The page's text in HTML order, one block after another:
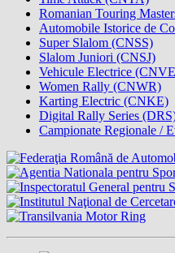
Romanian Touring
Automobile Istorice de
Super Slalom (CNSS)
Slalom Juniori (CNSJ)
Vehicule Electrice
Women Rally (CNWR)
Karting Electric (CNKE)
Digital Rally Series
Campionate Regionale /